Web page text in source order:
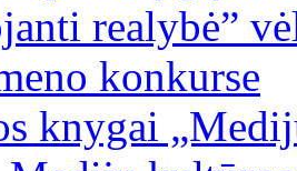
realybė”
konkurse
knygai